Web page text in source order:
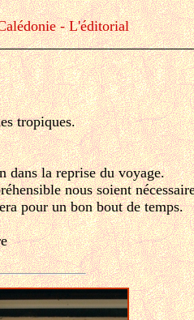
- L'éditorial
tropiques.
dans la reprise du voyage.
nous soient
pour un bon bout de temps.